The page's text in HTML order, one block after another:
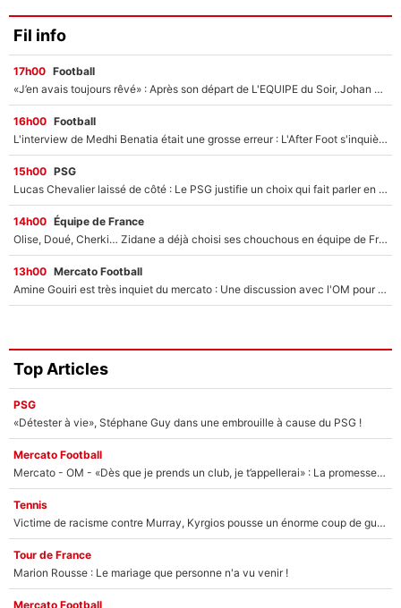
Fil info
17h00 Football
«J’en avais toujours rêvé» : Après son départ de L'EQUIPE du Soir, Johan Micoud va rebondir avec une activité «confidentielle»
16h00 Football
L'interview de Medhi Benatia était une grosse erreur : L'After Foot s'inquiète pour l'avenir de l'ancien dirigeant de l'OM qui pourrait rester longtemps au chômage
15h00 PSG
Lucas Chevalier laissé de côté : Le PSG justifie un choix qui fait parler en plein mercato
14h00 Équipe de France
Olise, Doué, Cherki… Zidane a déjà choisi ses chouchous en équipe de France ? L’IA annonce des surprises sans Kylian Mbappé !
13h00 Mercato Football
Amine Gouiri est très inquiet du mercato : Une discussion avec l'OM pour acter son transfert !
Top Articles
PSG
«Détester à vie», Stéphane Guy dans une embrouille à cause du PSG !
Mercato Football
Mercato - OM - «Dès que je prends un club, je t’appellerai» : La promesse de Marcelino au moment de claquer la porte
Tennis
Victime de racisme contre Murray, Kyrgios pousse un énorme coup de gueule !
Tour de France
Marion Rousse : Le mariage que personne n'a vu venir !
Mercato Football